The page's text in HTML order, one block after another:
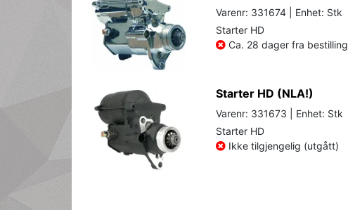
Varenr: 331674 | Enhet: Stk
Starter HD
Ca. 28 dager fra bestilling
Starter HD (NLA!)
Varenr: 331673 | Enhet: Stk
Starter HD
Ikke tilgjengelig (utgått)